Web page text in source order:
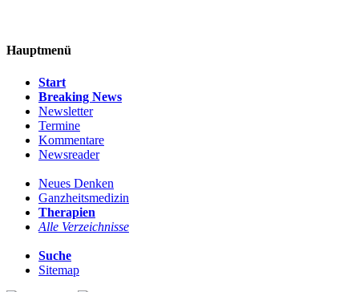
Hauptmenü
Start
Breaking News
Newsletter
Termine
Kommentare
Newsreader
Neues Denken
Ganzheitsmedizin
Therapien
Alle Verzeichnisse
Suche
Sitemap